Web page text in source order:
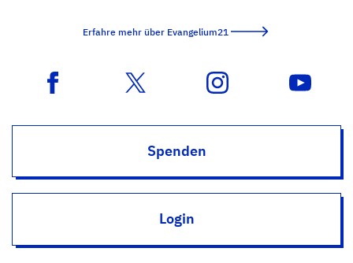
Erfahre mehr über Evangelium21
Spenden
Login